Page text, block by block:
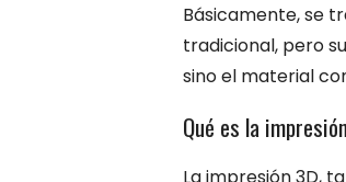
Básicamente, se
tradicional, pero
sino el material
Qué es la
La impresión 3D,